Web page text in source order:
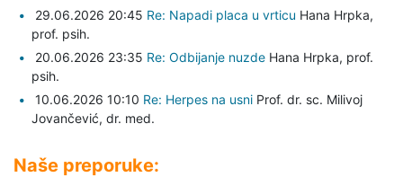
29.06.2026 20:45 Re: Napadi placa u vrticu Hana Hrpka,
prof. psih.
20.06.2026 23:35 Re: Odbijanje nuzde Hana Hrpka, prof.
psih.
10.06.2026 10:10 Re: Herpes na usni Prof. dr. sc. Milivoj
Jovančević, dr. med.
Naše preporuke: